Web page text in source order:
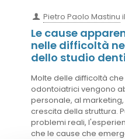
Pietro Paolo Mastinu il
Le cause
nelle difficoltà
dello studio
Molte delle difficoltà
odontoiatrici vengono
personale, al
crescita della struttura.
problemi reali,
che le cause che